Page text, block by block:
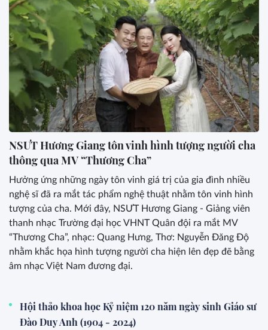
NSƯT Hương Giang tôn vinh hình tượng người cha
thông qua MV “Thương Cha”
Hưởng ứng những ngày tôn vinh giá trị của gia đình nhiều
nghệ sĩ đã ra mắt tác phẩm nghệ thuật nhằm tôn vinh hình
tượng của cha. Mới đây, NSƯT Hương Giang - Giảng viên
thanh nhạc Trường đại học VHNT Quân đội ra mắt MV
“Thương Cha”, nhạc: Quang Hưng, Thơ: Nguyễn Đăng Độ
nhằm khắc họa hình tượng người cha hiện lên đẹp đẽ bằng
âm nhạc Việt Nam đương đại.
Hội thảo khoa học Kỷ niệm 120 năm ngày sinh Giáo sư
Đào Duy Anh (1904 - 2024)